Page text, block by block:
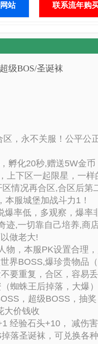
站 联系流年购
级BOS/圣诞袜
，永不关服！公平公
孵化20秒,赠送5W金币
上下区一起限星，一
情况再合区,合区后
服城堡加战斗力1！
爆率低，多观察，爆率
迹,一切靠自己培养,商
做老大!
物，本服PK设置合理
界BOSS,爆珍贵物品
要重复，合区，容易
蜘蛛王后掉落，大爆）
，超级BOSS，抽
大价钱收
经验石头+10， 减伤害
落圣诞袜，可兑换各